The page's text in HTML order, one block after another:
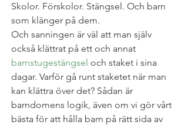
Skolor. Förskolor. Stängsel. Och barn
som klänger på dem.
Och sanningen är väl att man själv
också klättrat på ett och annat
barnstugestängsel och staket i sina
dagar. Varför gå runt staketet när man
kan klättra över det? Sådan är
barndomens logik, även om vi gör vårt
bästa för att hålla barn på rätt sida av